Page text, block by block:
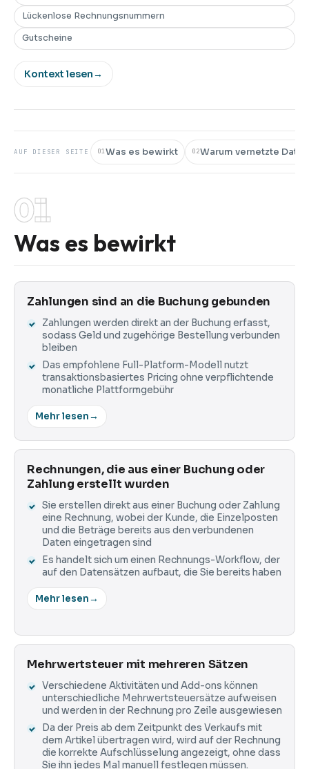
Lückenlose Rechnungsnummern
Gutscheine
Kontext lesen→
AUF DIESER SEITE 01Was es bewirkt 02Warum vernetzte
01
Was es bewirkt
Zahlungen sind an die Buchung gebunden
Zahlungen werden direkt an der Buchung erfasst,
sodass Geld und zugehörige Bestellung verbunden
bleiben
Das empfohlene Full-Platform-Modell nutzt
transaktionsbasiertes Pricing ohne verpflichtende
monatliche Plattformgebühr
Mehr lesen→
Rechnungen, die aus einer Buchung oder
Zahlung erstellt wurden
Sie erstellen direkt aus einer Buchung oder Zahlung
eine Rechnung, wobei der Kunde, die Einzelposten
und die Beträge bereits aus den verbundenen
Daten eingetragen sind
Es handelt sich um einen Rechnungs-Workflow, der
auf den Datensätzen aufbaut, die Sie bereits haben
Mehr lesen→
Mehrwertsteuer mit mehreren Sätzen
Verschiedene Aktivitäten und Add-ons können
unterschiedliche Mehrwertsteuersätze aufweisen
und werden in der Rechnung pro Zeile ausgewiesen
Da der Preis ab dem Zeitpunkt des Verkaufs mit
dem Artikel übertragen wird, wird auf der Rechnung
die korrekte Aufschlüsselung angezeigt, ohne dass
Sie ihn jedes Mal manuell festlegen müssen.